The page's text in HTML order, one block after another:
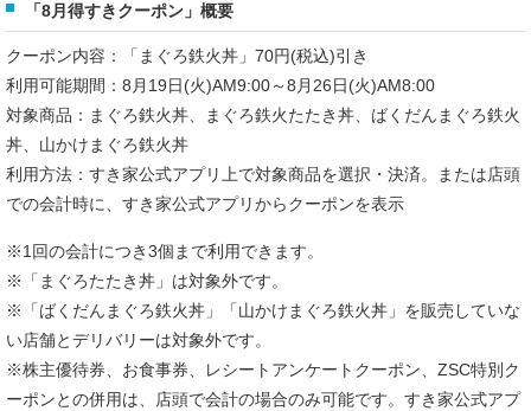
「8月得すきクーポン」概要
クーポン内容：「まぐろ鉄火丼」70円(税込)引き
利用可能期間：8月19日(火)AM9:00～8月26日(火)AM8:00
対象商品：まぐろ鉄火丼、まぐろ鉄火たたき丼、ばくだんまぐろ鉄火
丼、山かけまぐろ鉄火丼
利用方法：すき家公式アプリ上で対象商品を選択・決済。または店頭
での会計時に、すき家公式アプリからクーポンを表示
※1回の会計につき3個まで利用できます。
※「まぐろたたき丼」は対象外です。
※「ばくだんまぐろ鉄火丼」「山かけまぐろ鉄火丼」を販売していな
い店舗とデリバリーは対象外です。
※株主優待券、お食事券、レシートアンケートクーポン、ZSC特別ク
ーポンとの併用は、店頭で会計の場合のみ可能です。すき家公式アプ